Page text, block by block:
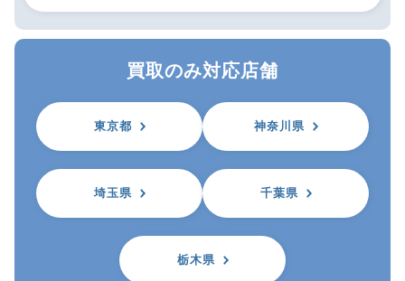
買取のみ対応店舗
東京都 神奈川県
埼玉県 千葉県
栃木県